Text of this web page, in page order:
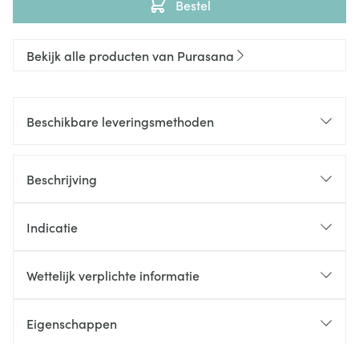
Bestel
Bekijk alle producten van Purasana
Beschikbare leveringsmethoden
Beschrijving
Indicatie
Wettelijk verplichte informatie
Eigenschappen